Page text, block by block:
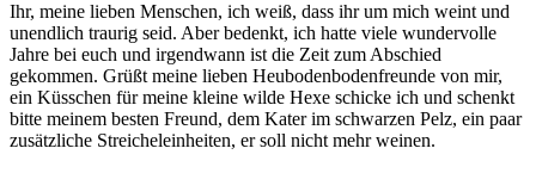
Ihr, meine lieben Menschen, ich weiß, dass ihr um mich weint und
unendlich traurig seid. Aber bedenkt, ich hatte viele wundervolle
Jahre bei euch und irgendwann ist die Zeit zum Abschied
gekommen. Grüßt meine lieben Heubodenbodenfreunde von mir,
ein Küsschen für meine kleine wilde Hexe schicke ich und schenkt
bitte meinem besten Freund, dem Kater im schwarzen Pelz, ein paar
zusätzliche Streicheleinheiten, er soll nicht mehr weinen.